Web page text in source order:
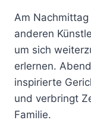
Am
anderen
um sich
erlernen.
inspirierte
und verbringt
Familie.